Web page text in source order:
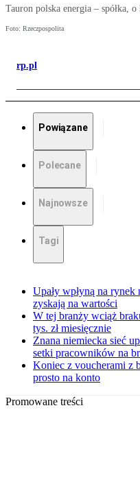
Tauron polska energia – spółka,
Foto: Rzeczpospolita
rp.pl
Powiązane
Polecane
Najnowsze
Tagi
Upały wpłyną na
zyskają na wartości
W tej branży wciąż
tys. zł miesięcznie
Znana niemiecka sieć
setki pracowników na
Koniec z voucherami z
prosto na konto
Promowane treści